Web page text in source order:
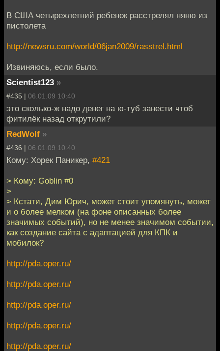
В США четырехлетний ребенок расстрелял няню из
пистолета
http://newsru.com/world/06jan2009/rasstrel.html
Извиняюсь, если было.
Scientist123 »
#435 | 06.01.09 10:40
это сколько-ж надо денег на ю-туб занести чтоб
фитилёк назад открутили?
RedWolf »
#436 | 06.01.09 10:40
Кому: Хорек Паникер, #421
> Кому: Goblin #0
>
> Кстати, Дим Юрич, может стоит упомянуть, может
и о более мелком (на фоне описанных более
значимых событий), но не менее значимом событии,
как создание сайта с адаптацией для КПК и
мобилок?
http://pda.oper.ru/
http://pda.oper.ru/
http://pda.oper.ru/
http://pda.oper.ru/
http://pda.oper.ru/